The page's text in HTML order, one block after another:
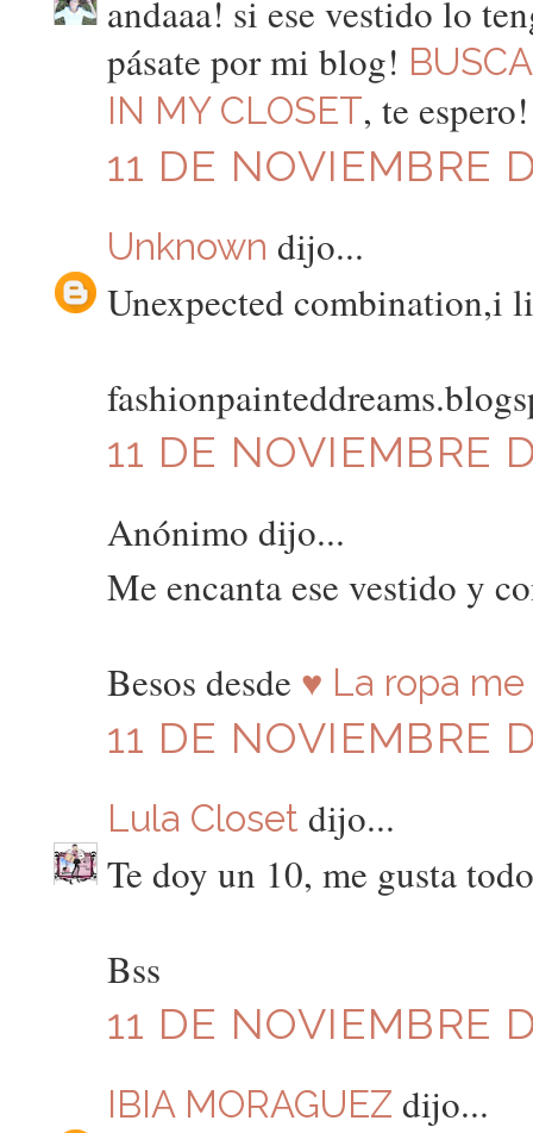
andaaa! si ese vestido lo
pásate por mi blog!
IN MY CLOSET, te
11 DE NOVIEMBRE
Unknown dijo...
Unexpected combination,i
11 DE NOVIEMBRE
Anónimo dijo...
Me encanta ese vestido y
Besos desde ♥ La ropa
11 DE NOVIEMBRE
Lula Closet dijo...
Te doy un 10, me gusta todo
Bss
11 DE NOVIEMBRE
IBIA MORAGUEZ dijo...